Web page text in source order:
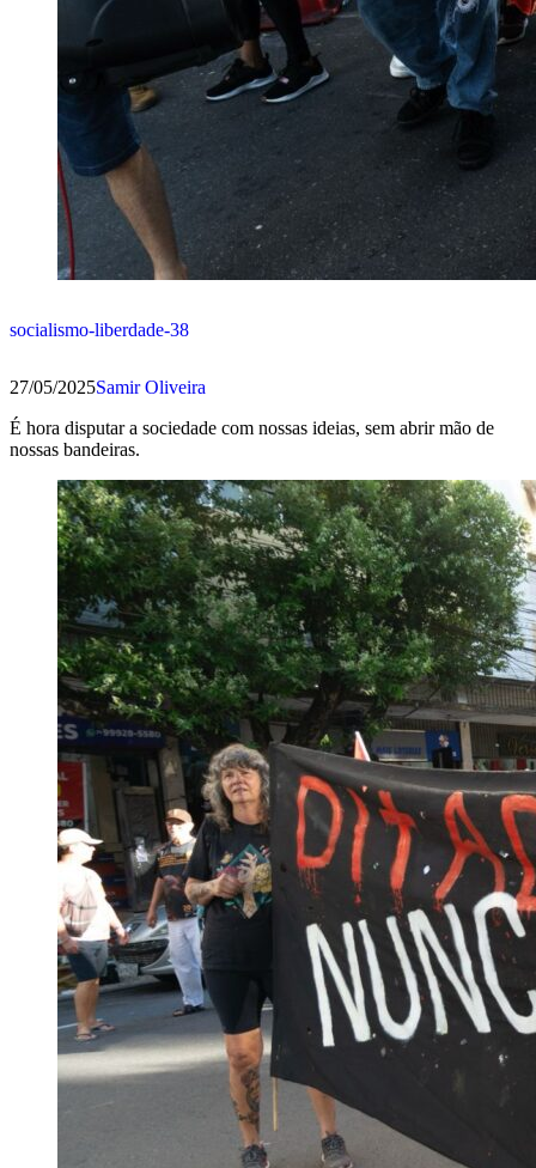
socialismo-liberdade-38
27/05/2025Samir Oliveira
É hora disputar a sociedade com nossas ideias, sem abrir mão de
nossas bandeiras.